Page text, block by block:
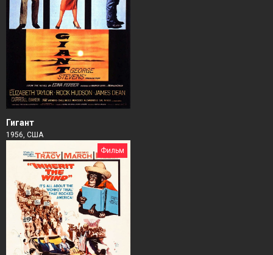
Гигант
1956, США
Фильм